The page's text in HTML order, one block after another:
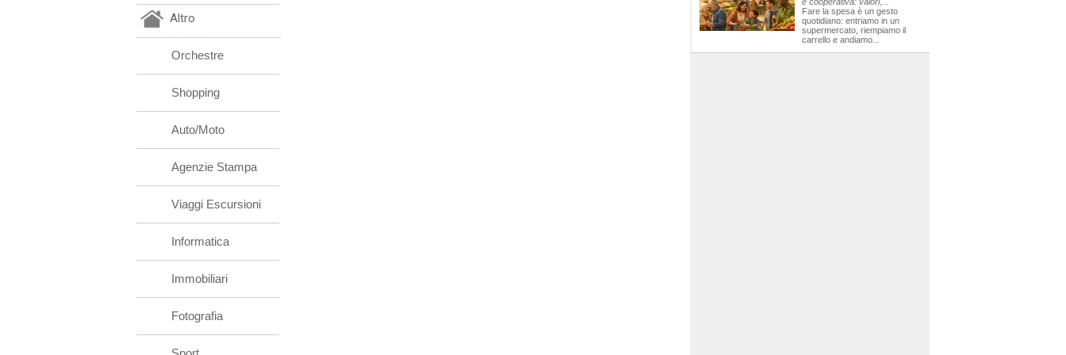
Altro
Orchestre
Shopping
Auto/Moto
Agenzie Stampa
Viaggi Escursioni
Informatica
Immobiliari
Fotografia
Fare la spesa è un gesto
quotidiano: entriamo in un
supermercato, riempiamo il
carrello e andiamo...